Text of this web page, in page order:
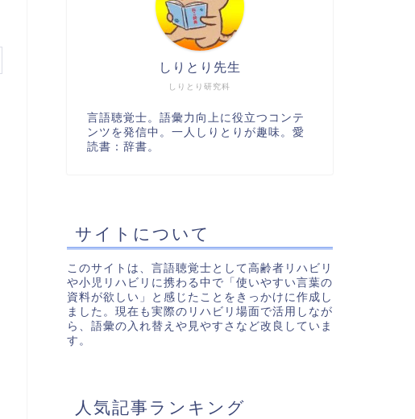
しりとり研究科
しりとり先生
言語聴覚士。語彙力向上に役立つコンテ
ンツを発信中。一人しりとりが趣味。愛
読書：辞書。
サイトについて
このサイトは、言語聴覚士として高齢者リハビリ
や小児リハビリに携わる中で「使いやすい言葉の
資料が欲しい」と感じたことをきっかけに作成し
ました。現在も実際のリハビリ場面で活用しなが
ら、語彙の入れ替えや見やすさなど改良していま
す。
人気記事ランキング